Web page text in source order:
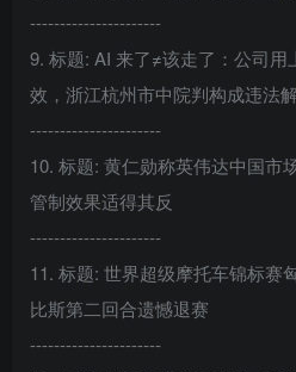
----------------------
9. 标题: AI 来了≠该走了：公司用
效，浙江杭州市中院判构成违法
----------------------
10. 标题: 黄仁勋称英伟达中国市
管制效果适得其反
----------------------
11. 标题: 世界超级摩托车锦标赛
比斯第二回合遗憾退赛
----------------------